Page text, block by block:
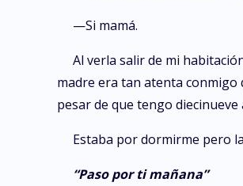
—Si mamá.
Al verla salir de mi
madre era tan atenta conmigo
pesar de que tengo diecinueve
Estaba por dormirme pero
“Paso por ti mañana”